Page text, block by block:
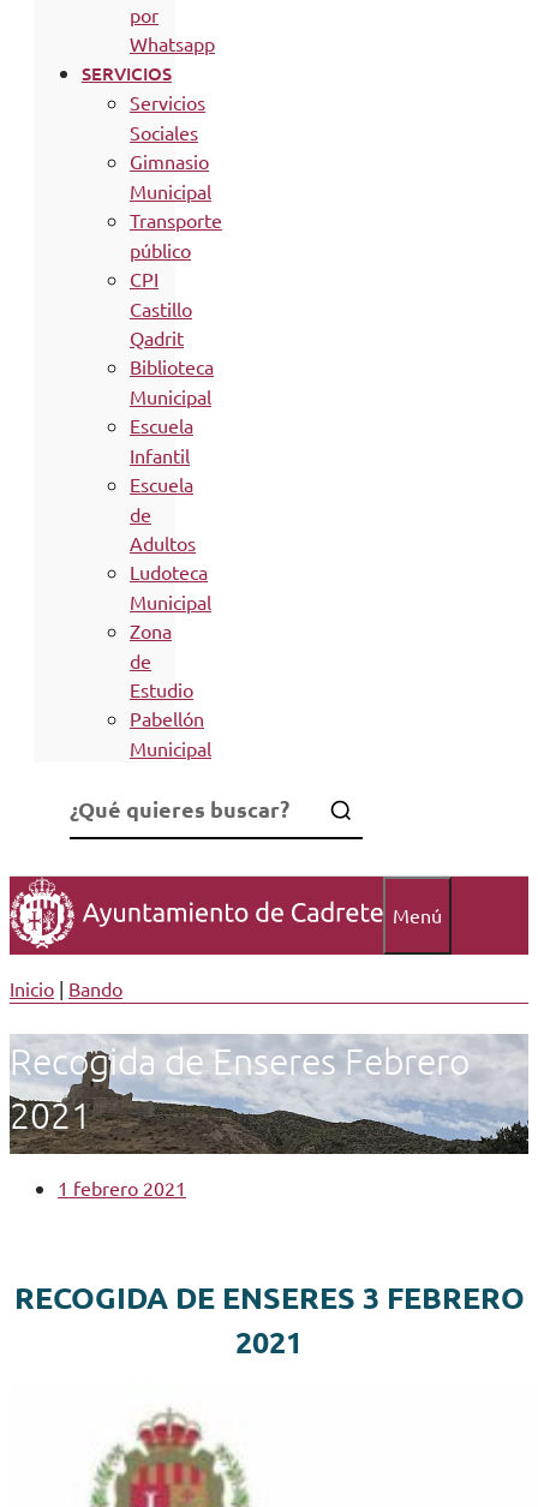
por
Whatsapp
SERVICIOS
Servicios
Sociales
Gimnasio
Municipal
Transporte
público
CPI
Castillo
Qadrit
Biblioteca
Municipal
Escuela
Infantil
Escuela
de
Adultos
Ludoteca
Municipal
Zona
de
Estudio
Pabellón
Municipal
Menú
Inicio | Bando
Recogida de Enseres Febrero
2021
1 febrero 2021
RECOGIDA DE ENSERES 3 FEBRERO
2021